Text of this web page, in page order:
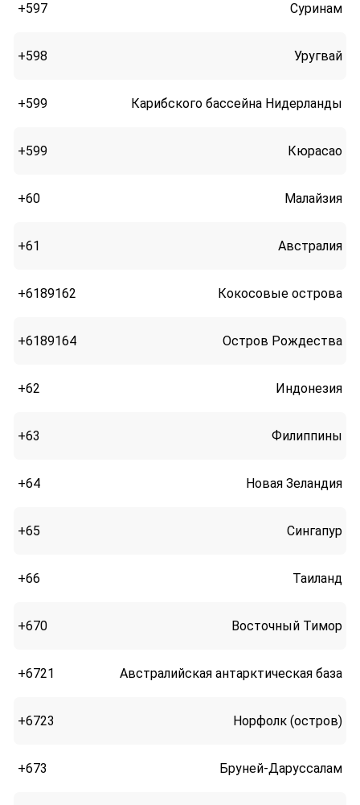
+597 Суринам
+598 Уругвай
+599 Карибского бассейна Нидерланды
+599 Кюрасао
+60 Малайзия
+61 Австралия
+6189162 Кокосовые острова
+6189164 Остров Рождества
+62 Индонезия
+63 Филиппины
+64 Новая Зеландия
+65 Сингапур
+66 Таиланд
+670 Восточный Тимор
+6721 Австралийская антарктическая база
+6723 Норфолк (остров)
+673 Бруней-Даруссалам